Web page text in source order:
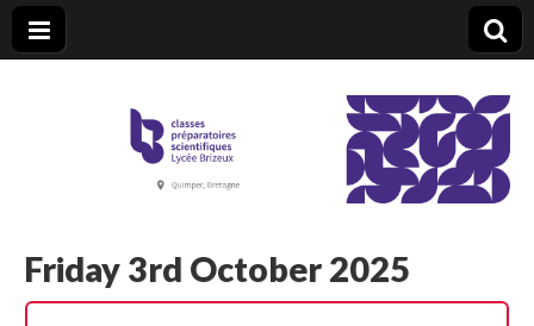
CPGE Brizeux
Friday 3rd October 2025